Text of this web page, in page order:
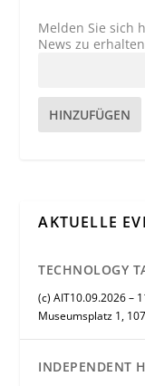
Melden Sie sich
News zu
HINZUFÜGEN
AKTUELLE
TECHNOLOGY
(c) AIT10.09.2026 –
Museumsplatz 1,
INDEPENDENT